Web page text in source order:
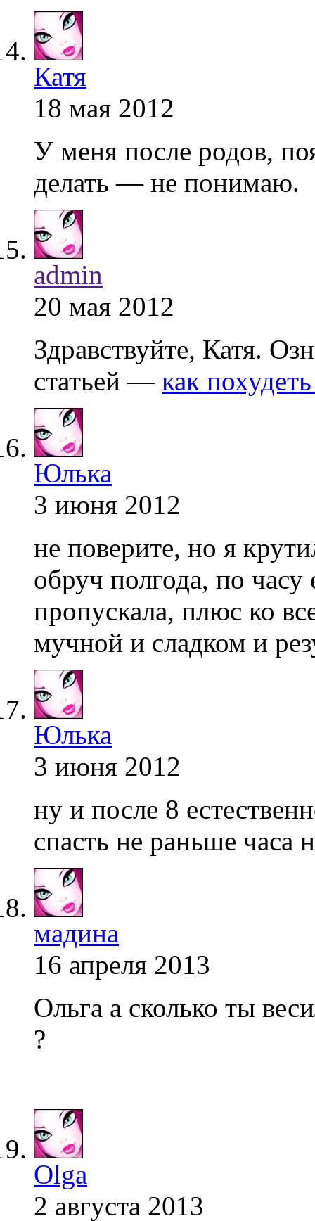
Катя
18 мая 2012
У меня после родов,
делать — не понимаю.
admin
20 мая 2012
Здравствуйте, Катя.
статьей — как
Юлька
3 июня 2012
не поверите, но я
обруч полгода, по
пропускала, плюс ко
мучной и сладком и
Юлька
3 июня 2012
ну и после 8
спасть не раньше
мадина
16 апреля 2013
Ольга а сколько ты
?
Olga
2 августа 2013